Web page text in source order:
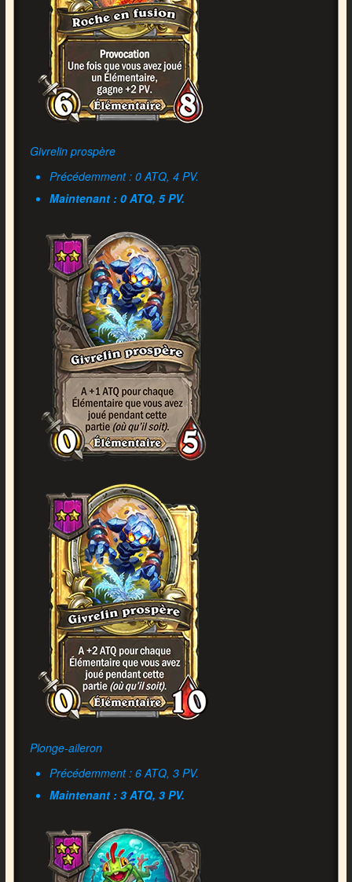
Givrelin prospère
Précédemment : 0 ATQ, 4 PV.
Maintenant : 0 ATQ, 5 PV.
Plonge-aileron
Précédemment : 6 ATQ, 3 PV.
Maintenant : 3 ATQ, 3 PV.